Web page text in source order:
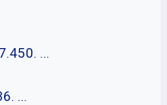
...
...